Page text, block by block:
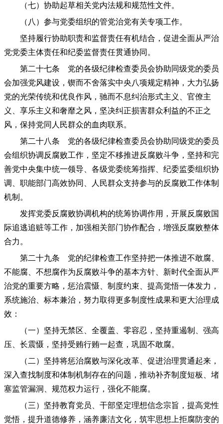
（七）协助起草相关党内法规和规范性文件。
（八）参与党委组织的管党治党有关专项工作。
坚持履行协助职责和监督责任有机结合，促进全面从严治
党党委主体责任和纪委监督责任贯通协同。
第二十七条 党的各级纪律检查委员会协助同级党的委员
会加强党风建设，锲而不舍落实中央八项规定精神，大力弘扬
党的光荣传统和优良作风，驰而不息纠治形式主义、官僚主
义、享乐主义和奢靡之风，坚决纠正损害群众利益的不正之
风，保持党同人民群众的血肉联系。
第二十八条 党的各级纪律检查委员会协助同级党的委员
会组织协调反腐败工作，坚定不移推进反腐败斗争，坚持和完
善党中央集中统一领导、各级党委统筹指挥、纪委监委组织协
调、职能部门高效协同、人民群众支持参与的反腐败工作体制
机制。
发挥党委反腐败协调机构的统筹协调作用，开展反腐败国
际追逃追赃等工作，加强相关部门协作配合，增强反腐败整体
合力。
第二十九条 党的纪律检查工作坚持把一体推进不敢腐、
不能腐、不想腐作为反腐败斗争的基本方针、新时代全面从严
治党的重要方略，惩治震慑、制度约束、提高觉悟一体发力，
系统施治、标本兼治，努力取得更多制度性成果和更大治理成
效：
（一）坚持无禁区、全覆盖、零容忍，坚持重遏制、强高
压、长震慑，坚持受贿行贿一起查，巩固不敢腐。
（二）坚持将惩治腐败与深化改革、促进治理贯通起来，
深入查找制度和体制机制存在的问题，推动补齐制度短板、堵
塞监管漏洞、规范权力运行，强化不能腐。
（三）坚持教育党员、干部坚定理想信念宗旨，提高党性
觉悟，提升道德修养，涵养廉洁文化，筑牢思想上拒腐防变的